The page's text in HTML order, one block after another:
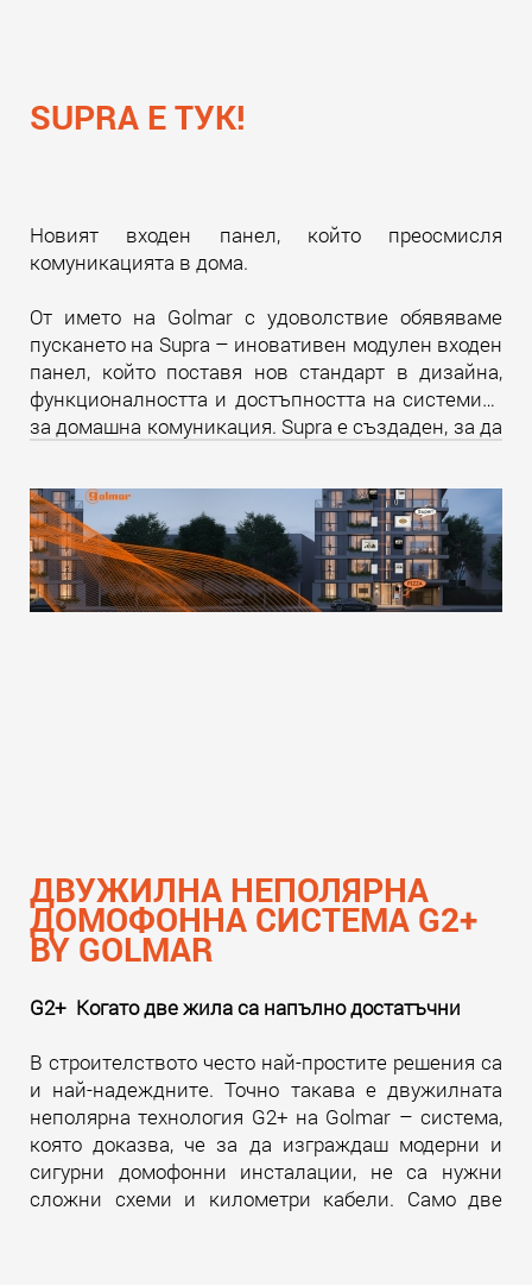
SUPRA Е ТУК!
Новият входен панел, който преосмисля
комуникацията в дома.
От името на Golmar с удоволствие обявяваме
пускането на Supra – иновативен модулен входен
панел, който поставя нов стандарт в дизайна,
функционалността и достъпността на системите
за домашна комуникация. Supra е създаден, за да
потребители, така и за професионалистите в
бранша.Прочети още
ДВУЖИЛНА НЕПОЛЯРНА
ДОМОФОННА СИСТЕМА G2+
BY GOLMAR
G2+ Когато две жила са напълно достатъчни
В строителството често най-простите решения са
и най-надеждните. Точно такава е двужилната
неполярна технология G2+ на Golmar – система,
която доказва, че за да изграждаш модерни и
сигурни домофонни инсталации, не са нужни
сложни схеми и километри кабели. Само две